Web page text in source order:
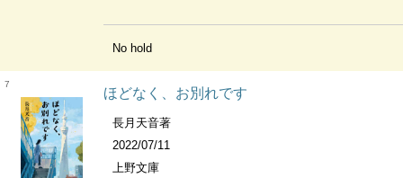
No hold
7
ほどなく、お別れです
長月天音著
2022/07/11
上野文庫